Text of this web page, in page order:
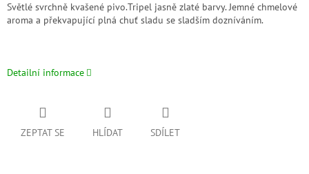
Světlé svrchně kvašené pivo.Tripel jasně zlaté barvy. Jemné chmelové
aroma a překvapující plná chuť sladu se sladším dozníváním.
Detailní informace
ZEPTAT SE HLÍDAT SDÍLET